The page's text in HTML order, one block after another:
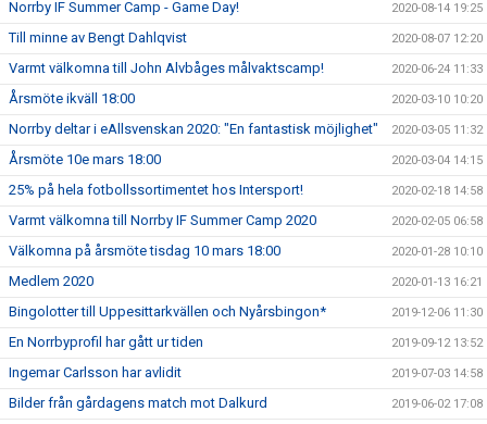
Norrby IF Summer Camp - Game Day! 2020-08-14 19:25
Till minne av Bengt Dahlqvist 2020-08-07 12:20
Varmt välkomna till John Alvbåges målvaktscamp! 2020-06-24 11:33
Årsmöte ikväll 18:00 2020-03-10 10:20
Norrby deltar i eAllsvenskan 2020: "En fantastisk möjlighet" 2020-03-05 11:32
Årsmöte 10e mars 18:00 2020-03-04 14:15
25% på hela fotbollssortimentet hos Intersport! 2020-02-18 14:58
Varmt välkomna till Norrby IF Summer Camp 2020 2020-02-05 06:58
Välkomna på årsmöte tisdag 10 mars 18:00 2020-01-28 10:10
Medlem 2020 2020-01-13 16:21
Bingolotter till Uppesittarkvällen och Nyårsbingon* 2019-12-06 11:30
En Norrbyprofil har gått ur tiden 2019-09-12 13:52
Ingemar Carlsson har avlidit 2019-07-03 14:58
Bilder från gårdagens match mot Dalkurd 2019-06-02 17:08